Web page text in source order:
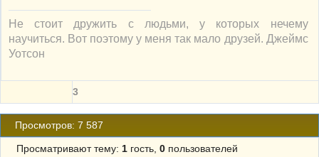
Не стоит дружить с людьми, у которых нечему
научиться. Вот поэтому у меня так мало друзей. Джеймс
Уотсон
3
Просмотров: 7 587
Просматривают тему: 1гость, 0пользователей